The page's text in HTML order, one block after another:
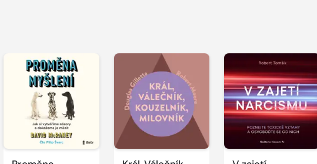
Přehrát
ukázku
Přehrát
ukázku
Přehrát
ukázku